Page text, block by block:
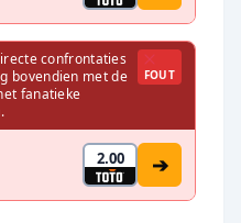
confrontaties
bovendien met de
fanatieke
FOUT
2.00 ➔